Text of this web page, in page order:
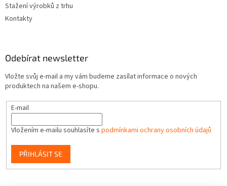
Stažení výrobků z trhu
Kontakty
Odebírat newsletter
Vložte svůj e-mail a my vám budeme zasílat informace o nových
produktech na našem e-shopu.
E-mail
Vložením e-mailu souhlasíte s podmínkami ochrany osobních údajů
PŘIHLÁSIT SE